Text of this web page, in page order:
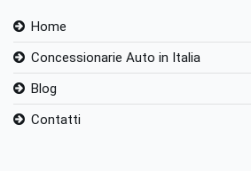
Home
Concessionarie Auto in Italia
Blog
Contatti